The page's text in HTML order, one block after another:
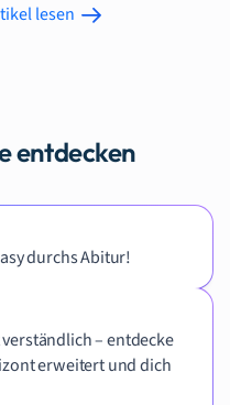
lesen
entdecken
durchs Abitur!
– entdecke
erweitert und dich